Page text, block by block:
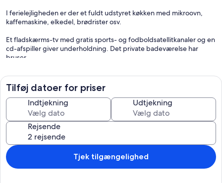
I ferielejligheden er der et fuldt udstyret køkken med mikroovn,
kaffemaskine, elkedel, brødrister osv.
Et fladskærms-tv med gratis sports- og fodboldsatellitkanaler og en
cd-afspiller giver underholdning. Det private badeværelse har
bruser.
En rejseseng, høje stole og børnenes retter er også tilgængelige for
meget unge gæster.
De små feriegæster har deres egen legeplads på ejendommen med
en gynge og sandkasse samt masser af udendørs legetøj. Lige ved
siden af ligger sit eget opholdsområde med grill til de voksne.
Prøv den barfodede sti i Mittelherwigsdorf, solbade eller svøm med
dine børn på Olbersdorfer See, vandretur gennem Zittau-bjergene
eller tag Zittau-smalsporet. Besøg zoologisk have i Zittau, Görlitz og
Liberec, sommer kælkebanen i Oberroderwitz og Trixi Spacenter i
Tilføj datoer for priser
Indtjekning Udtjekning
Rejsende
Tjek tilgængelighed